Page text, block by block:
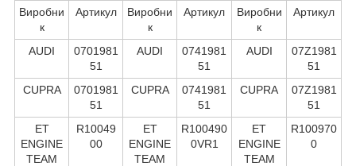
Виробни
к
Артикул
Виробни
к
Артикул
Виробни
к
Артикул
AUDI
0701981
51
AUDI
0741981
51
AUDI
07Z1981
51
CUPRA
0701981
51
CUPRA
0741981
51
CUPRA
07Z1981
51
ET
ENGINE
TEAM
R10049
00
ET
ENGINE
TEAM
R100490
0VR1
ET
ENGINE
TEAM
R100970
0